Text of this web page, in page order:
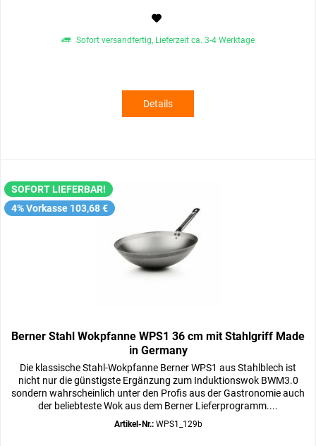
Sofort versandfertig, Lieferzeit ca. 3-4 Werktage
Details
SOFORT LIEFERBAR!
4% Vorkasse 103,68 €
Berner Stahl Wokpfanne WPS1 36 cm mit Stahlgriff Made
in Germany
Die klassische Stahl-Wokpfanne Berner WPS1 aus Stahlblech ist
nicht nur die günstigste Ergänzung zum Induktionswok BWM3.0
sondern wahrscheinlich unter den Profis aus der Gastronomie auch
der beliebteste Wok aus dem Berner Lieferprogramm....
Artikel-Nr.:WPS1_129b